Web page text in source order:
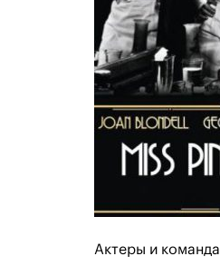
Актеры и команда